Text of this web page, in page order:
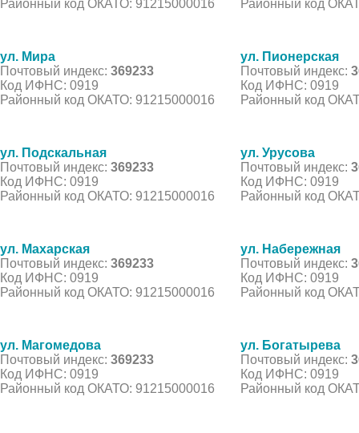
Районный код ОКАТО: 91215000016
Районный код
ул. Мира
Почтовый индекс: 369233
Код ИФНС: 0919
Районный код ОКАТО: 91215000016
ул. Пионерская
Почтовый индекс:
Код ИФНС: 0919
Районный код
ул. Подскальная
Почтовый индекс: 369233
Код ИФНС: 0919
Районный код ОКАТО: 91215000016
ул. Урусова
Почтовый индекс:
Код ИФНС: 0919
Районный код
ул. Махарская
Почтовый индекс: 369233
Код ИФНС: 0919
Районный код ОКАТО: 91215000016
ул. Набережная
Почтовый индекс:
Код ИФНС: 0919
Районный код
ул. Магомедова
Почтовый индекс: 369233
Код ИФНС: 0919
Районный код ОКАТО: 91215000016
ул. Богатырева
Почтовый индекс:
Код ИФНС: 0919
Районный код